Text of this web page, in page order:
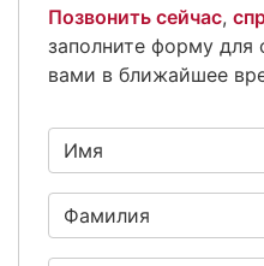
Позвонить сейчас,
заполните форму
вами в ближайшее